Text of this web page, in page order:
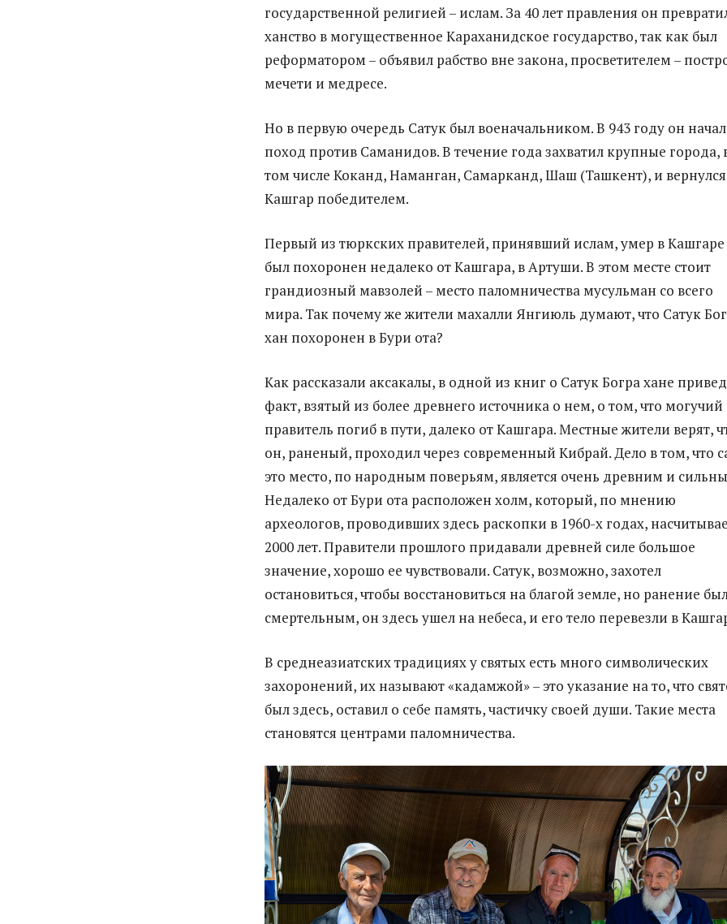
государственной религией – ислам. За 40 лет правления он
ханство в могущественное Караханидское государство, так как был
реформатором – объявил рабство вне закона, просветителем –
мечети и медресе.
Но в первую очередь Сатук был военачальником. В 943 году он начал
поход против Саманидов. В течение года захватил крупные города,
том числе Коканд, Наманган, Самарканд, Шаш (Ташкент), и
Кашгар победителем.
Первый из тюркских правителей, принявший ислам, умер в
был похоронен недалеко от Кашгара, в Артуши. В этом месте стоит
грандиозный мавзолей – место паломничества мусульман со всего
мира. Так почему же жители махалли Янгиюль думают, что Сатук
хан похоронен в Бури ота?
Как рассказали аксакалы, в одной из книг о Сатук Богра хане
факт, взятый из более древнего источника о нем, о том, что могучий
правитель погиб в пути, далеко от Кашгара. Местные жители верят,
он, раненый, проходил через современный Кибрай. Дело в том, что
это место, по народным поверьям, является очень древним и
Недалеко от Бури ота расположен холм, который, по мнению
археологов, проводивших здесь раскопки в 1960-х годах,
2000 лет. Правители прошлого придавали древней силе большое
значение, хорошо ее чувствовали. Сатук, возможно, захотел
остановиться, чтобы восстановиться на благой земле, но ранение
смертельным, он здесь ушел на небеса, и его тело перевезли в
В среднеазиатских традициях у святых есть много символических
захоронений, их называют «кадамжой» – это указание на то, что
был здесь, оставил о себе память, частичку своей души. Такие места
становятся центрами паломничества.